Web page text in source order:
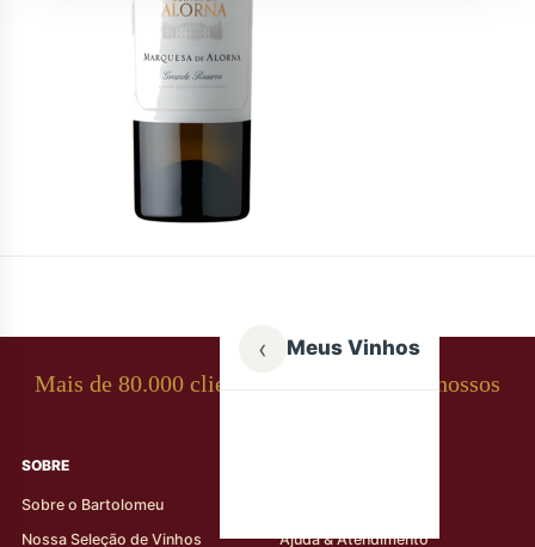
‹ Meus Vinhos
Mais de 80.000 clientes apaixonados por nossos
SOBRE
Sobre o Bartolomeu
Nossa Seleção de Vinhos
Ajuda & Atendimento